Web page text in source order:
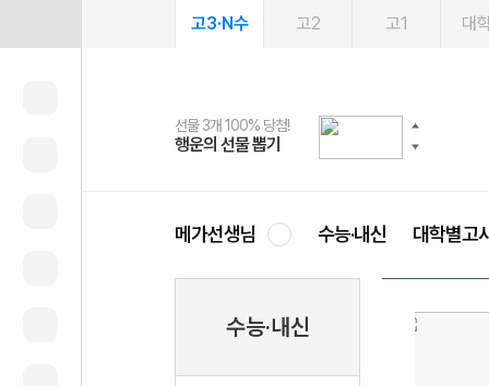
고3·N수 고2 고1 대
선물 3개 100% 당첨!
행운의 선물 뽑기
선물 100% 증정!
메가스터디 X 올리브
여름방학 스터디 캐시백
메가런 썸머스쿨
2027 러셀 단과
강사 공개선발
스마트러닝앱
설문 EVENT
메가패스
3일 무료 체험권
메가패스 수강생 무료혜택!
메가클럽 멤버십
사회공헌 캠페인
희망이룸 메가나눔
메가선생님 수능·내신 대학별고
수능·내신